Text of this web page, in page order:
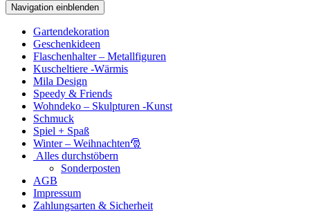
Navigation einblenden
Gartendekoration
Geschenkideen
Flaschenhalter – Metallfiguren
Kuscheltiere -Wärmis
Mila Design
Speedy & Friends
Wohndeko – Skulpturen -Kunst
Schmuck
Spiel + Spaß
Winter – Weihnachten🎅
Alles durchstöbern
Sonderposten
AGB
Impressum
Zahlungsarten & Sicherheit